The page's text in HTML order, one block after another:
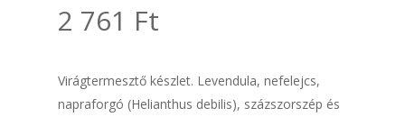
2 761 Ft
Virágtermesztő készlet. Levendula, nefelejcs,
napraforgó (Helianthus debilis), százszorszép és